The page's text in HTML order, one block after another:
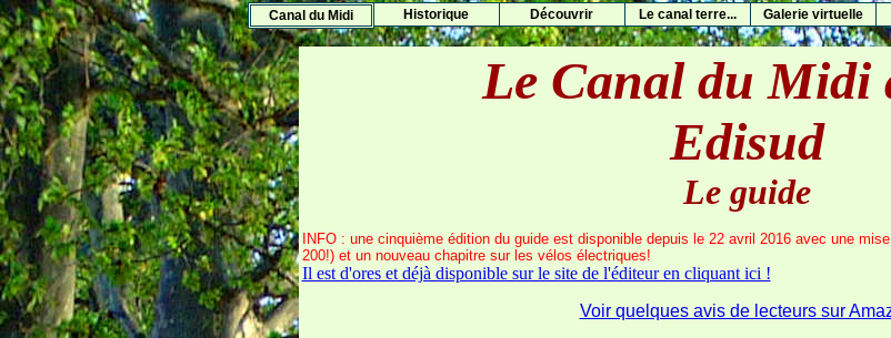
Canal du Midi Historique Découvrir Le canal terre... Galerie virtuelle
Le Canal du Midi
Edisud
Le guide
INFO : une cinquième édition du guide est disponible depuis le 22 avril 2016 avec une
200!) et un nouveau chapitre sur les vélos électriques!
Il est d'ores et déjà disponible sur le site de l'éditeur en cliquant ici !
Voir quelques avis de lecteurs sur